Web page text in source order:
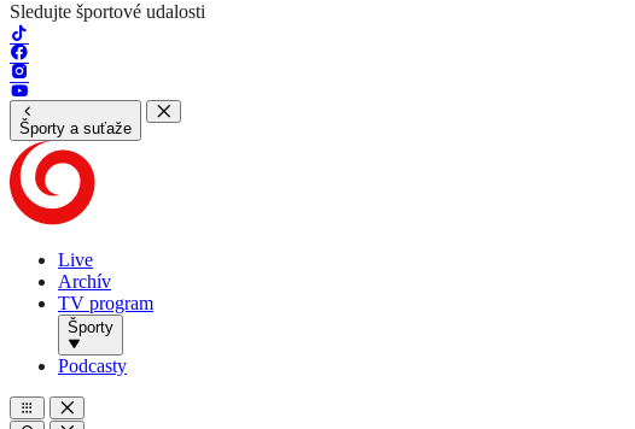
Sledujte športové udalosti
Športy a suťaže
Live
Archív
TV program
Športy
Podcasty